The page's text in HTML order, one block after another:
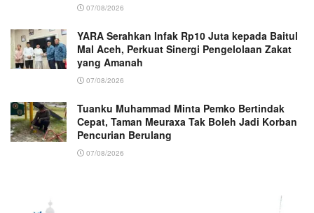
07/08/2026
YARA Serahkan Infak Rp10 Juta kepada Baitul
Mal Aceh, Perkuat Sinergi Pengelolaan Zakat
yang Amanah ‎
07/08/2026
Tuanku Muhammad Minta Pemko Bertindak
Cepat, Taman Meuraxa Tak Boleh Jadi Korban
Pencurian Berulang
07/08/2026